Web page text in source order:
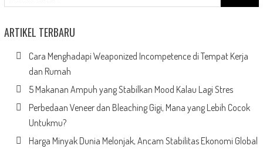
ARTIKEL TERBARU
Cara Menghadapi Weaponized Incompetence di Tempat Kerja
dan Rumah
5 Makanan Ampuh yang Stabilkan Mood Kalau Lagi Stres
Perbedaan Veneer dan Bleaching Gigi, Mana yang Lebih Cocok
Untukmu?
Harga Minyak Dunia Melonjak, Ancam Stabilitas Ekonomi Global